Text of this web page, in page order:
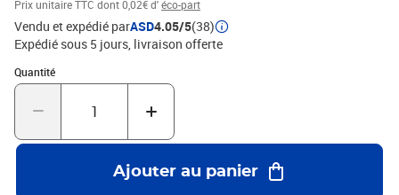
Prix unitaire TTC dont 0,02€ d'éco-part
Vendu et expédié parASD4.05/5(38)
Expédié sous 5 jours livraison offerte
Quantité
Quantité : 1
Ajouter au panier